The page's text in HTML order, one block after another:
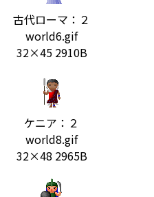
古代ローマ：２
world6.gif
32×45 2910B
ケニア：２
world8.gif
32×48 2965B